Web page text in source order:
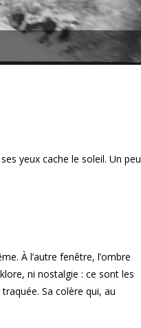
yeux cache le soleil. Un peu
À l’autre fenêtre, l’ombre
ni nostalgie : ce sont les
Sa colère qui, au